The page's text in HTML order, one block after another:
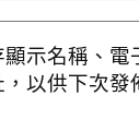
示名稱、電
以供下次發